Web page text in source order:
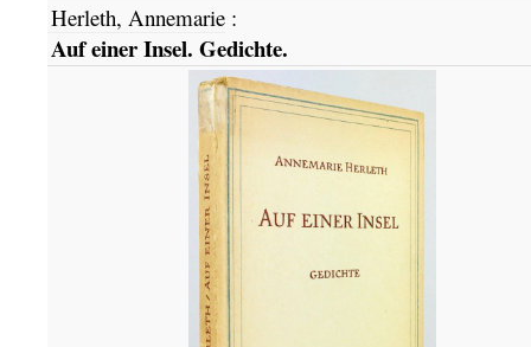
Herleth, Annemarie:
Auf einer Insel. Gedichte.